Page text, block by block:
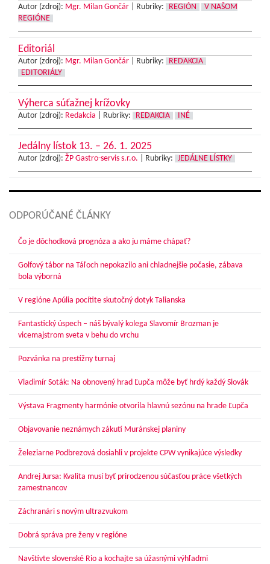
Autor (zdroj): Mgr. Milan Gončár Rubriky: REGIÓN
V NAŠOM
REGIÓNE
Editoriál
Autor (zdroj): Mgr. Milan Gončár Rubriky:
REDAKCIA
EDITORIÁLY
Výherca súťažnej krížovky
Autor (zdroj): Redakcia Rubriky: REDAKCIA INÉ
Jedálny lístok 13. – 26. 1. 2025
Autor (zdroj): ŽP Gastro-servis s.r.o. Rubriky: JEDÁLNE LÍSTKY
ODPORÚČANÉ ČLÁNKY
Čo je dôchodková prognóza a ako ju máme chápať?
Golfový tábor na Táľoch nepokazilo ani chladnejšie počasie, zábava
bola výborná
V regióne Apúlia pocítite skutočný dotyk Talianska
Fantastický úspech – náš bývalý kolega Slavomír Brozman je
vicemajstrom sveta v behu do vrchu
Pozvánka na prestížny turnaj
Vladimír Soták: Na obnovený hrad Ľupča môže byť hrdý každý Slovák
Výstava Fragmenty harmónie otvorila hlavnú sezónu na hrade Ľupča
Objavovanie neznámych zákutí Muránskej planiny
Železiarne Podbrezová dosiahli v projekte CPW vynikajúce výsledky
Andrej Jursa: Kvalita musí byť prirodzenou súčasťou práce všetkých
zamestnancov
Záchranári s novým ultrazvukom
Dobrá správa pre ženy v regióne
Navštívte slovenské Rio a kochajte sa úžasnými výhľadmi